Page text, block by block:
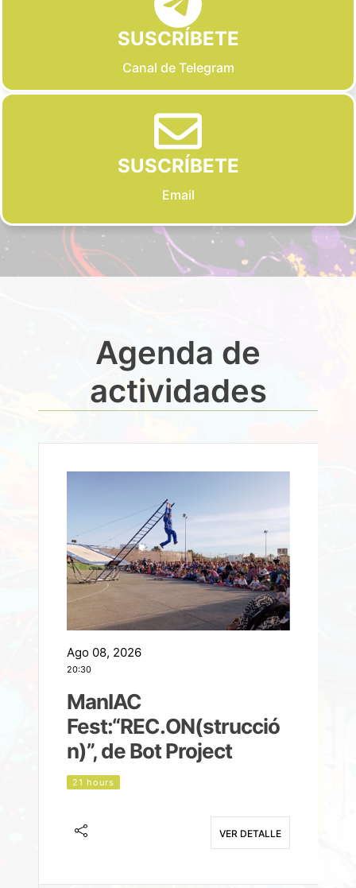
SUSCRÍBETE
Canal de Telegram
SUSCRÍBETE
Email
Agenda de
actividades
Ago 08, 2026
20:30
ManIAC
Fest:“REC.ON(strucció
n)”, de Bot Project
21 hours
VER DETALLE